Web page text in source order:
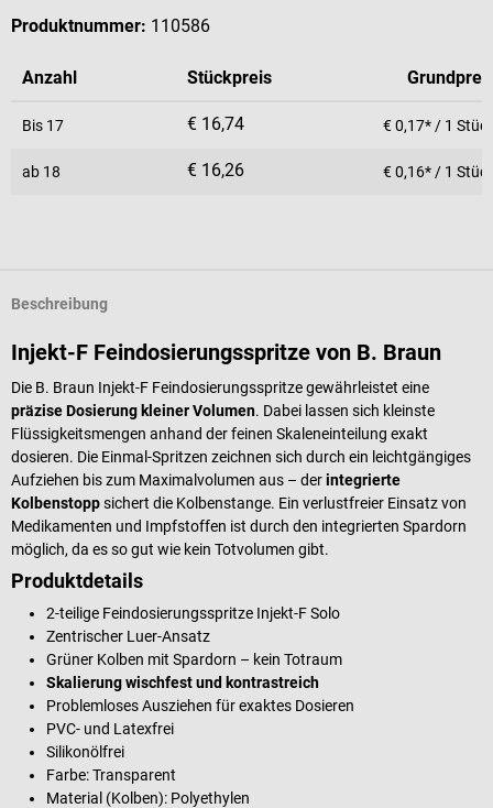
Produktnummer: 110586
Anzahl Stückpreis
Bis 17 € 16,74 € 0,17* / 1
ab 18 € 16,26 € 0,16* / 1
Beschreibung
Injekt-F Feindosierungsspritze von B. Braun
Die B. Braun Injekt-F Feindosierungsspritze gewährleistet eine
präzise Dosierung kleiner Volumen. Dabei lassen sich kleinste
Flüssigkeitsmengen anhand der feinen Skaleneinteilung exakt
dosieren. Die Einmal-Spritzen zeichnen sich durch ein leichtgängiges
Aufziehen bis zum Maximalvolumen aus – derintegrierte
Kolbenstoppsichert die Kolbenstange. Ein verlustfreier Einsatz von
Medikamenten und Impfstoffen ist durch den integrierten Spardorn
möglich, da es so gut wie kein Totvolumen gibt.
Produktdetails
2-teilige Feindosierungsspritze Injekt-F Solo
Zentrischer Luer-Ansatz
Grüner Kolben mit Spardorn – kein Totraum
Skalierung wischfest und kontrastreich
Problemloses Ausziehen für exaktes Dosieren
PVC- und Latexfrei
Silikonölfrei
Farbe: Transparent
Material (Kolben): Polyethylen